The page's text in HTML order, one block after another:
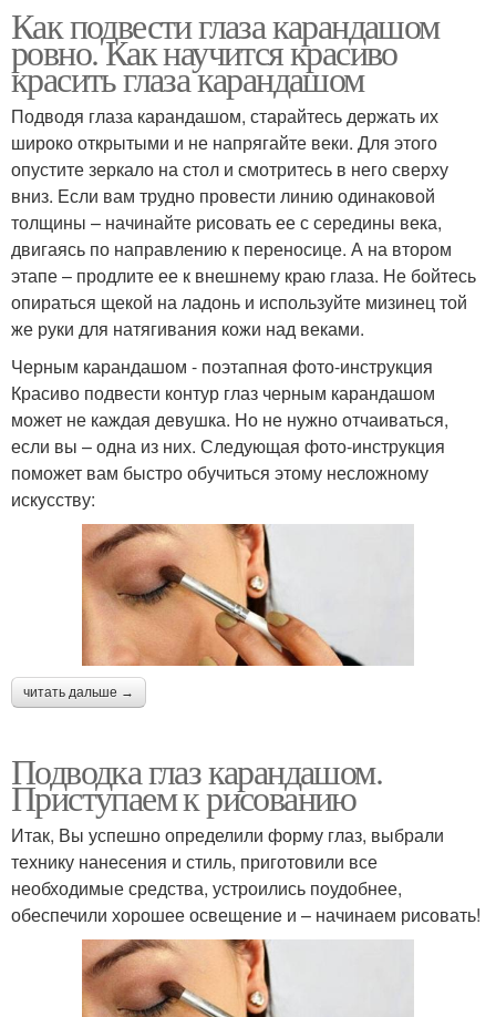
Как подвести глаза карандашом
ровно. Как научится красиво
красить глаза карандашом
Подводя глаза карандашом, старайтесь держать их
широко открытыми и не напрягайте веки. Для этого
опустите зеркало на стол и смотритесь в него сверху
вниз. Если вам трудно провести линию одинаковой
толщины – начинайте рисовать ее с середины века,
двигаясь по направлению к переносице. А на втором
этапе – продлите ее к внешнему краю глаза. Не бойтесь
опираться щекой на ладонь и используйте мизинец той
же руки для натягивания кожи над веками.
Черным карандашом - поэтапная фото-инструкция
Красиво подвести контур глаз черным карандашом
может не каждая девушка. Но не нужно отчаиваться,
если вы – одна из них. Следующая фото-инструкция
поможет вам быстро обучиться этому несложному
искусству:
читать дальше →
Подводка глаз карандашом.
Приступаем к рисованию
Итак, Вы успешно определили форму глаз, выбрали
технику нанесения и стиль, приготовили все
необходимые средства, устроились поудобнее,
обеспечили хорошее освещение и – начинаем рисовать!